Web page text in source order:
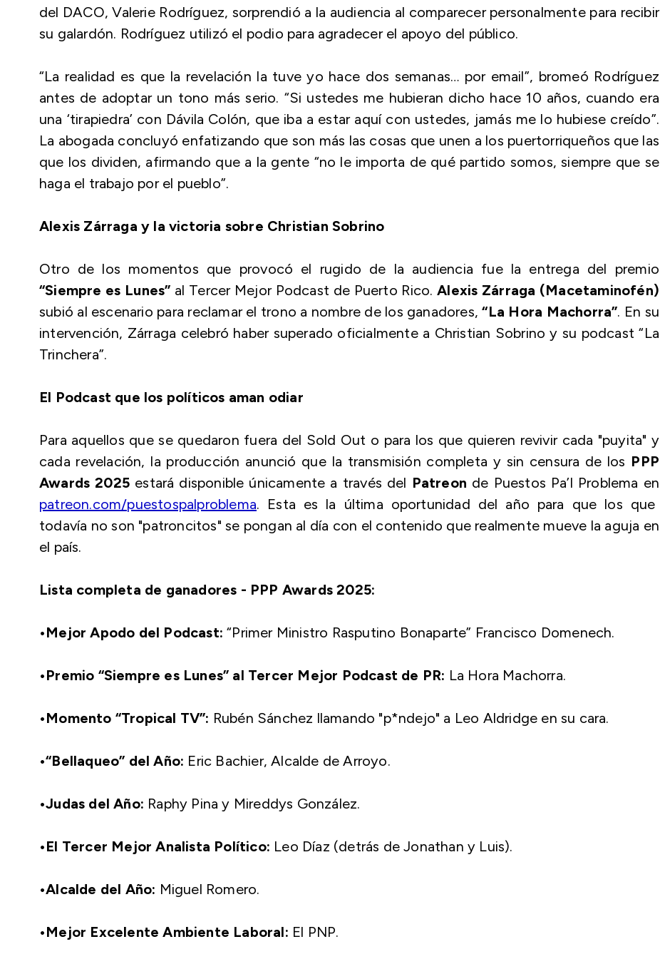
del DACO, Valerie Rodríguez, sorprendió a la audiencia al comparecer personalmente para recibir
su galardón. Rodríguez utilizó el podio para agradecer el apoyo del público.
“La realidad es que la revelación la tuve yo hace dos semanas… por email”, bromeó Rodríguez
antes de adoptar un tono más serio. “Si ustedes me hubieran dicho hace 10 años, cuando era
una ‘tirapiedra’ con Dávila Colón, que iba a estar aquí con ustedes, jamás me lo hubiese creído”.
La abogada concluyó enfatizando que son más las cosas que unen a los puertorriqueños que las
que los dividen, afirmando que a la gente “no le importa de qué partido somos, siempre que se
haga el trabajo por el pueblo”.
Alexis Zárraga y la victoria sobre Christian Sobrino
Otro de los momentos que provocó el rugido de la audiencia fue la entrega del premio
“Siempre es Lunes” al Tercer Mejor Podcast de Puerto Rico.Alexis Zárraga (Macetaminofén)
subió al escenario para reclamar el trono a nombre de los ganadores,“La Hora Machorra”. En su
intervención, Zárraga celebró haber superado oficialmente a Christian Sobrino y su podcast “La
Trinchera”.
El Podcast que los políticos aman odiar
Para aquellos que se quedaron fuera del Sold Out o para los que quieren revivir cada "puyita" y
cada revelación, la producción anunció que la transmisión completa y sin censura de los PPP
Awards 2025 estará disponible únicamente a través del Patreon de Puestos Pa’l Problema en
patreon.com/puestospalproblema. Esta es la última oportunidad del año para que los que
todavía no son "patroncitos" se pongan al día con el contenido que realmente mueve la aguja en
el país.
Lista completa de ganadores - PPP Awards 2025:
•Mejor Apodo del Podcast: “Primer Ministro Rasputino Bonaparte” Francisco Domenech.
•Premio “Siempre es Lunes” al Tercer Mejor Podcast de PR: La Hora Machorra.
•Momento “Tropical TV”: Rubén Sánchez llamando "p*ndejo" a Leo Aldridge en su cara.
•“Bellaqueo” del Año: Eric Bachier, Alcalde de Arroyo.
•Judas del Año: Raphy Pina y Mireddys González.
•El Tercer Mejor Analista Político: Leo Díaz (detrás de Jonathan y Luis).
•Alcalde del Año: Miguel Romero.
•Mejor Excelente Ambiente Laboral: El PNP.